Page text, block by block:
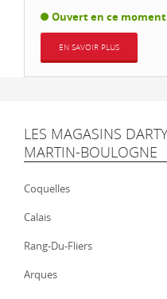
Ouvert en ce moment
EN SAVOIR PLUS
LES MAGASINS
MARTIN-BOULOGNE
Coquelles
Calais
Rang-Du-Fliers
Arques